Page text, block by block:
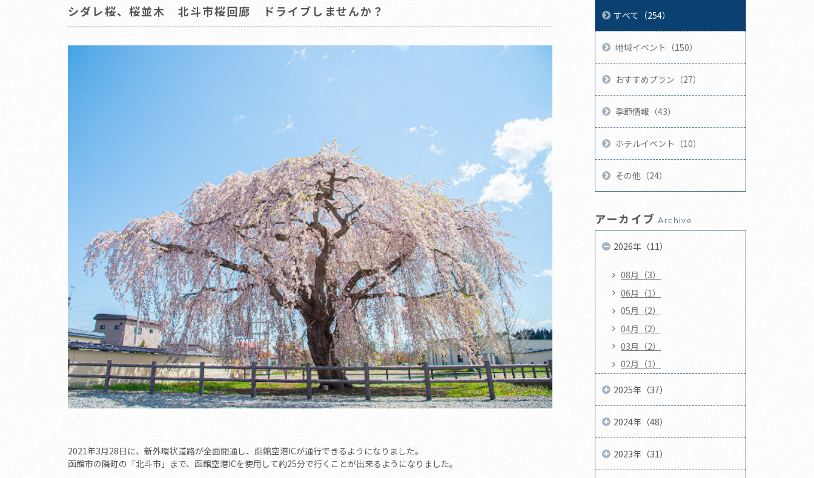
シダレ桜、桜並木 北斗市桜回廊 ドライブしませんか？
2021年3月28日に、新外環状道路が全面開通し、函館空港ICが通行できるようになりました。
函館市の隣町の「北斗市」まで、函館空港ICを使用して約25分で行くことが出来るようになりました。
すべて（254）
地域イベント（150）
おすすめプラン（27）
季節情報（43）
ホテルイベント（10）
その他（24）
アーカイブ Archive
2026年（11）
08月（3）
06月（1）
05月（2）
04月（2）
03月（2）
02月（1）
2025年（37）
2024年（48）
2023年（31）